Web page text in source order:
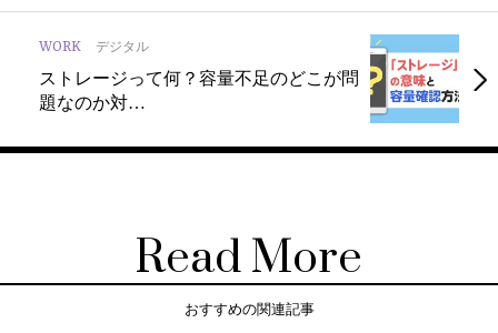
WORK デジタル
ストレージって何？容量不足のどこが問
題なのか対…
Read More
おすすめの関連記事